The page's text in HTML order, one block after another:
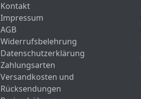
Kontakt
Impressum
AGB
Widerrufsbelehrung
Datenschutzerklärung
Zahlungsarten
Versandkosten und
Rücksendungen